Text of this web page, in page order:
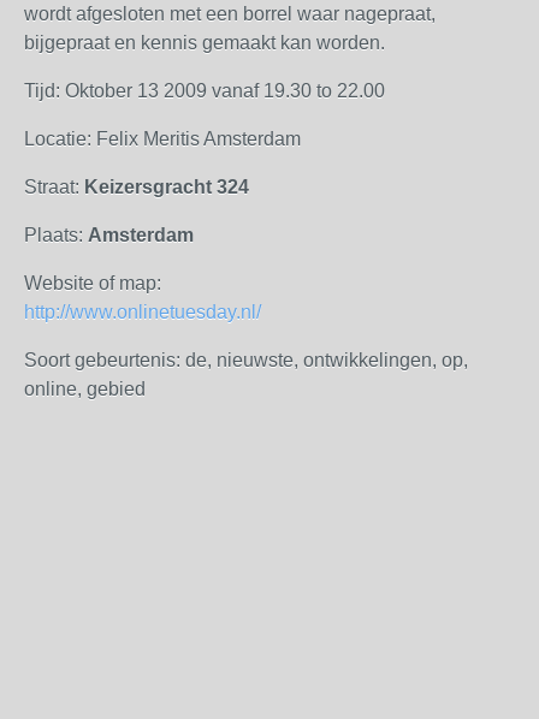
wordt afgesloten met een borrel waar nagepraat,
bijgepraat en kennis gemaakt kan worden.
Tijd: Oktober 13 2009 vanaf 19.30 to 22.00
Locatie: Felix Meritis Amsterdam
Straat: Keizersgracht 324
Plaats: Amsterdam
Website of map:
http://www.onlinetuesday.nl/
Soort gebeurtenis: de, nieuwste, ontwikkelingen, op,
online, gebied